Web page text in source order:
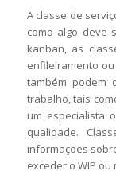
A classe de
como algo deve
kanban, as
enfileiramento
também podem
trabalho, tais
um especialista
qualidade.
informações
exceder o WIP ou